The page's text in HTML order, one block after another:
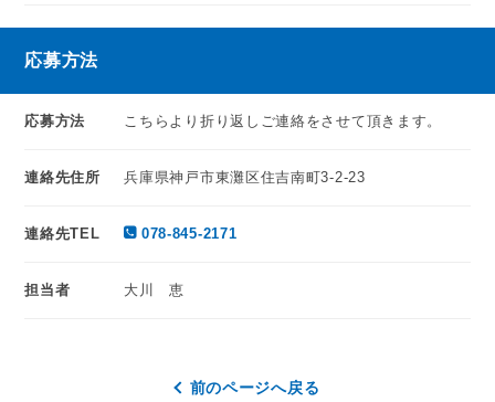
応募方法
応募方法 こちらより折り返しご連絡をさせて頂きます。
連絡先住所 兵庫県神戸市東灘区住吉南町3-2-23
連絡先TEL 078-845-2171
担当者 大川 恵
前のページへ戻る